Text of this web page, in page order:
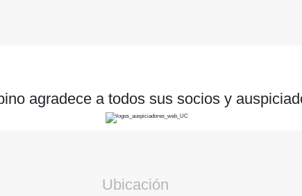
agradece a todos sus socios y
Ubicación